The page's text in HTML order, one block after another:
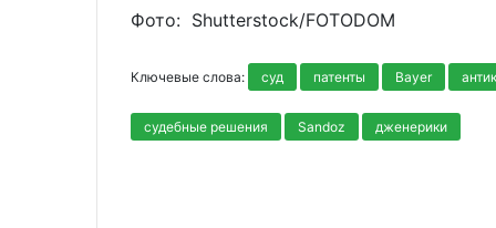
Фото: Shutterstoсk/FOTODOM
Ключевые слова: суд патенты Bayer
судебные решения Sandoz дженерики